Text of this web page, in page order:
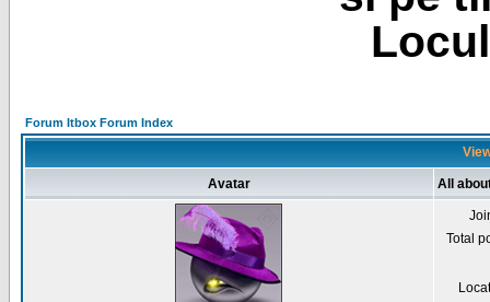
Forum Itbox Forum Index
Avatar All
Total